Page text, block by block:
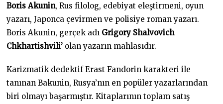
Boris Akunin, Rus filolog, edebiyat eleştirmeni, oyun
yazarı, Japonca çevirmen ve polisiye roman yazarı.
Boris Akunin, gerçek adı Grigory Shalvovich
Chkhartishvili’ olan yazarın mahlasıdır.
Karizmatik dedektif Erast Fandorin karakteri ile
tanınan Bakunin, Rusya’nın en popüler yazarlarından
biri olmayı başarmıştır. Kitaplarının toplam satış